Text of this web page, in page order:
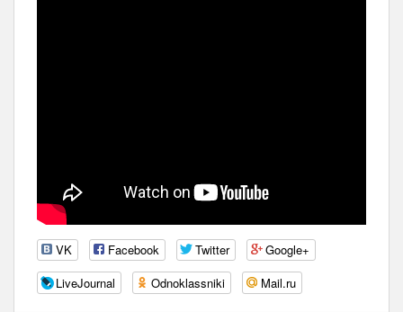
VK Facebook Twitter
Google+
LiveJournal
Odnoklassniki Mail.ru